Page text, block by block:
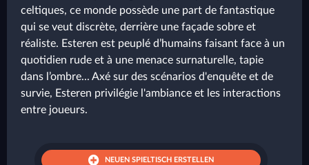
celtiques, ce monde possède une part de fantastique
qui se veut discrète, derrière une façade sobre et
réaliste. Esteren est peuplé d’humains faisant face à un
quotidien rude et à une menace surnaturelle, tapie
dans l’ombre... Axé sur des scénarios d'enquête et de
survie, Esteren privilégie l'ambiance et les interactions
entre joueurs.
NEUEN SPIELTISCH ERSTELLEN